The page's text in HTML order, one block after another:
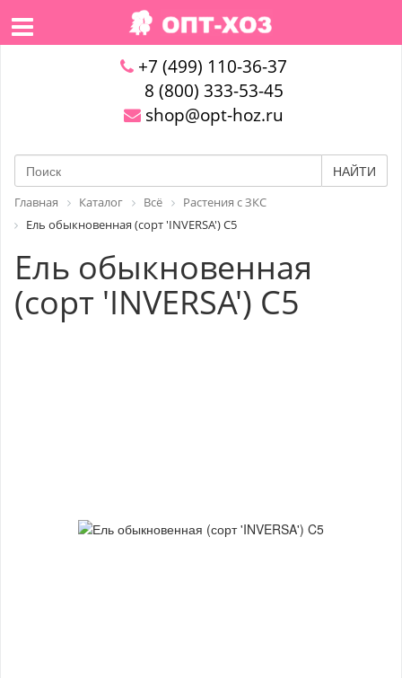
+7 (499) 110-36-37
8 (800) 333-53-45
shop@opt-hoz.ru
НАЙТИ
Главная Каталог Всё
Растения с ЗКС
Ель обыкновенная (сорт 'INVERSA') C5
Ель обыкновенная
(сорт 'INVERSA') C5